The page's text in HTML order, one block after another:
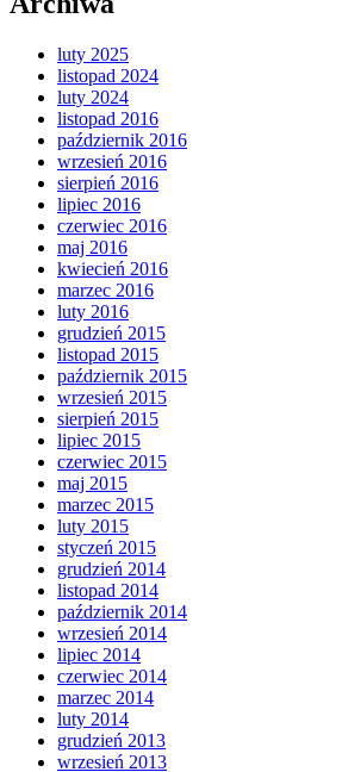
luty 2025
listopad 2024
luty 2024
listopad 2016
październik 2016
wrzesień 2016
sierpień 2016
lipiec 2016
czerwiec 2016
maj 2016
kwiecień 2016
marzec 2016
luty 2016
grudzień 2015
listopad 2015
październik 2015
wrzesień 2015
sierpień 2015
lipiec 2015
czerwiec 2015
maj 2015
marzec 2015
luty 2015
styczeń 2015
grudzień 2014
listopad 2014
październik 2014
wrzesień 2014
lipiec 2014
czerwiec 2014
marzec 2014
luty 2014
grudzień 2013
wrzesień 2013